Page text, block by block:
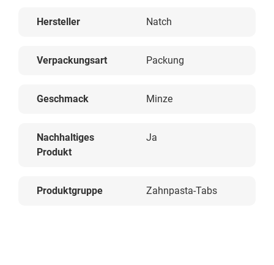
Hersteller Natch
Verpackungsart Packung
Geschmack Minze
Nachhaltiges
Produkt
Ja
Produktgruppe Zahnpasta-Tabs